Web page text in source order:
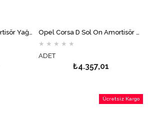
★ ★ ★ ★ ★
ADET
₺4.357,01
Ücretsiz Kargo